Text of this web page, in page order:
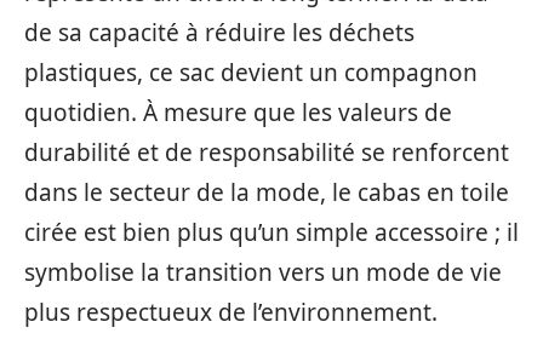
de sa capacité à réduire les déchets
plastiques, ce sac devient un compagnon
quotidien. À mesure que les valeurs de
durabilité et de responsabilité se renforcent
dans le secteur de la mode, le cabas en toile
cirée est bien plus qu’un simple accessoire ; il
symbolise la transition vers un mode de vie
plus respectueux de l’environnement.